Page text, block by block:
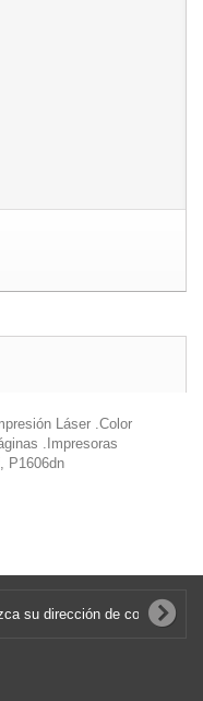
Láser .Color
.Impresoras
P1606dn